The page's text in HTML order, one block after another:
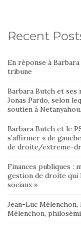
Recent
En réponse à
tribune
Barbara Butch et ses
Jonas Pardo, selon
soutien à
Barbara Butch et le
s’affirmer « de
de droite/extreme-
Finances publiques :
gestion de droite qui
sociaux »
Jean-Luc Mélenchon,
Mélenchon,